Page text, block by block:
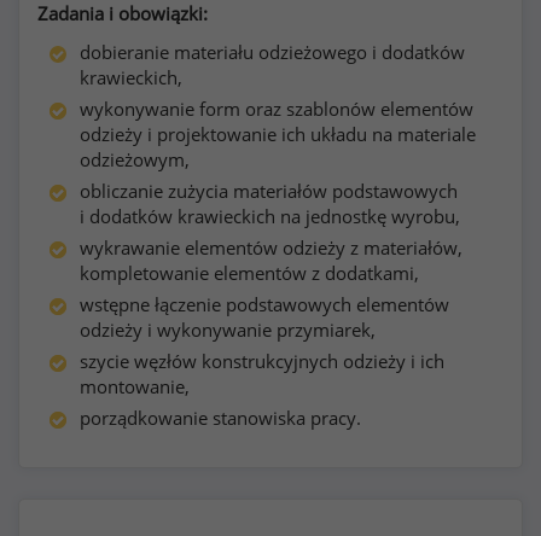
Zadania i obowiązki:
dobieranie materiału odzieżowego i dodatków
krawieckich,
wykonywanie form oraz szablonów elementów
odzieży i projektowanie ich układu na materiale
odzieżowym,
obliczanie zużycia materiałów podstawowych
i dodatków krawieckich na jednostkę wyrobu,
wykrawanie elementów odzieży z materiałów,
kompletowanie elementów z dodatkami,
wstępne łączenie podstawowych elementów
odzieży i wykonywanie przymiarek,
szycie węzłów konstrukcyjnych odzieży i ich
montowanie,
porządkowanie stanowiska pracy.